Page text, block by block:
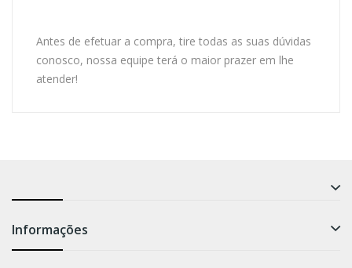
Antes de efetuar a compra, tire todas as suas dúvidas
conosco, nossa equipe terá o maior prazer em lhe
atender!
Informações